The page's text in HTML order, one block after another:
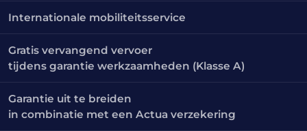
Internationale mobiliteitsservice
Gratis vervangend vervoer
tijdens garantie werkzaamheden (Klasse A)
Garantie uit te breiden
in combinatie met een Actua verzekering